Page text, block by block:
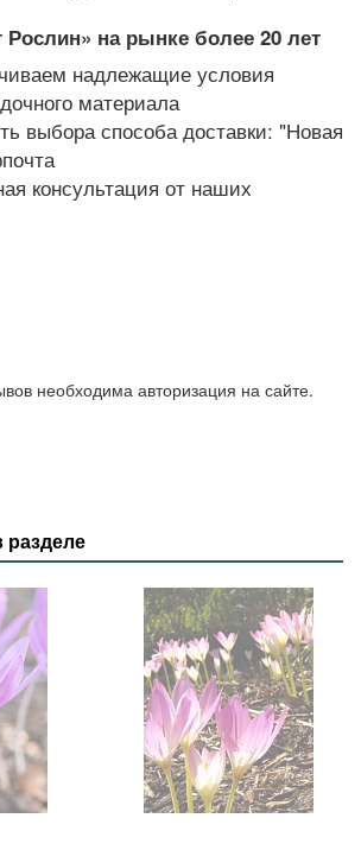
Рослин» на рынке более 20 лет
надлежащие условия
материала
выбора способа доставки: "Новая
консультация от наших
необходима авторизация на сайте.